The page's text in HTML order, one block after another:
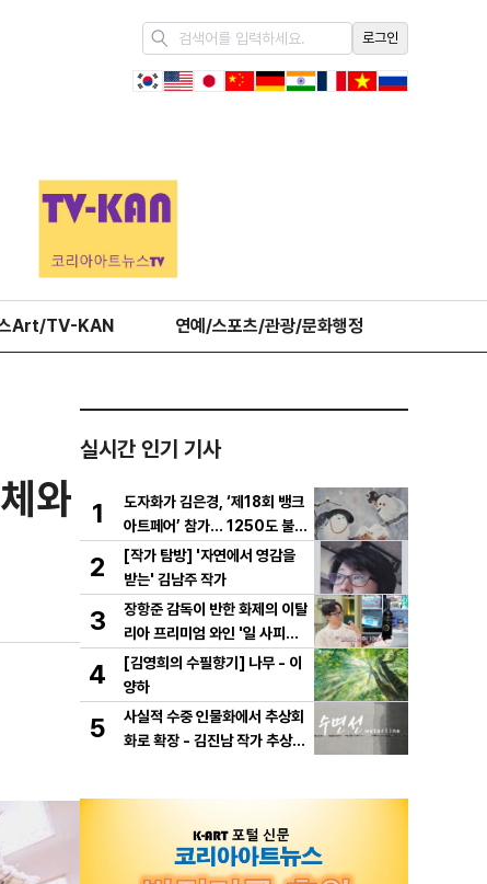
로그인
Art/TV-KAN 연예/스포츠/관광/문화행정
와
실시간 인기 기사
1
도자화가 김은경, ‘제18회 뱅크
아트페어’ 참가… 1250도 불이
빚은 동화 ‘숲속의 만찬’ 선보여
2
[작가 탐방] '자연에서 영감을
받는' 김남주 작가
3
장항준 감독이 반한 화제의 이탈
리아 프리미엄 와인 '일 사피엔
테', '2026 세계태권도 한마
당' 환영만찬 와인 선정!
4
[김영희의 수필향기] 나무 - 이
양하
5
사실적 수중 인물화에서 추상회
화로 확장 - 김진남 작가 추상